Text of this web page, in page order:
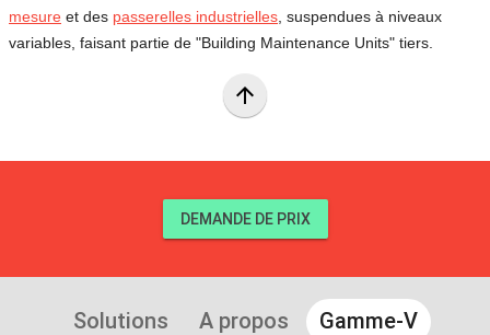
mesure et des passerelles industrielles , suspendues à niveaux
variables, faisant partie de "Building Maintenance Units" tiers.
arrow_upward
DEMANDE DE PRIX
Solutions A propos
Gamme-V